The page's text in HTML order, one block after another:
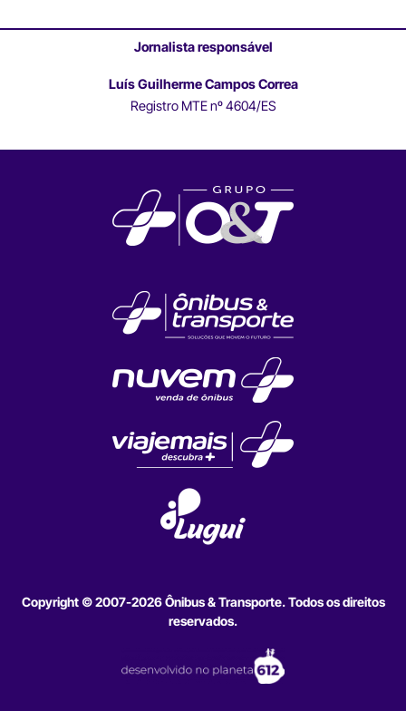
Jornalista responsável
Luís Guilherme Campos Correa
Registro MTE nº 4604/ES
Copyright © 2007-2026 Ônibus & Transporte. Todos os direitos
reservados.